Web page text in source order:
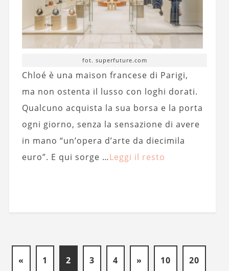
fot. superfuture.com
Chloé è una maison francese di Parigi,
ma non ostenta il lusso con loghi dorati.
Qualcuno acquista la sua borsa e la porta
ogni giorno, senza la sensazione di avere
in mano “un’opera d’arte da diecimila
euro”. E qui sorge …Leggi il resto
« 1 2 3 4 » 10 20